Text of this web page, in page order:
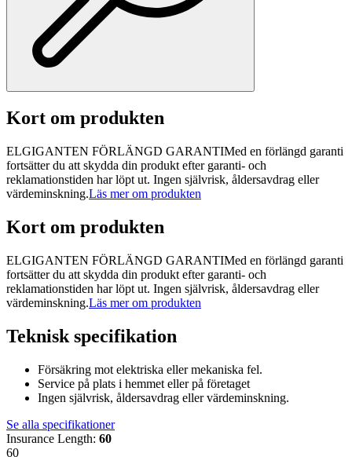
Kort om produkten
ELGIGANTEN FÖRLÄNGD GARANTIMed en förlängd garanti
fortsätter du att skydda din produkt efter garanti- och
reklamationstiden har löpt ut. Ingen självrisk, åldersavdrag eller
värdeminskning.Läs mer om produkten
Kort om produkten
ELGIGANTEN FÖRLÄNGD GARANTIMed en förlängd garanti
fortsätter du att skydda din produkt efter garanti- och
reklamationstiden har löpt ut. Ingen självrisk, åldersavdrag eller
värdeminskning.Läs mer om produkten
Teknisk specifikation
Försäkring mot elektriska eller mekaniska fel.
Service på plats i hemmet eller på företaget
Ingen självrisk, åldersavdrag eller värdeminskning.
Se alla specifikationer
Insurance Length: 60
60